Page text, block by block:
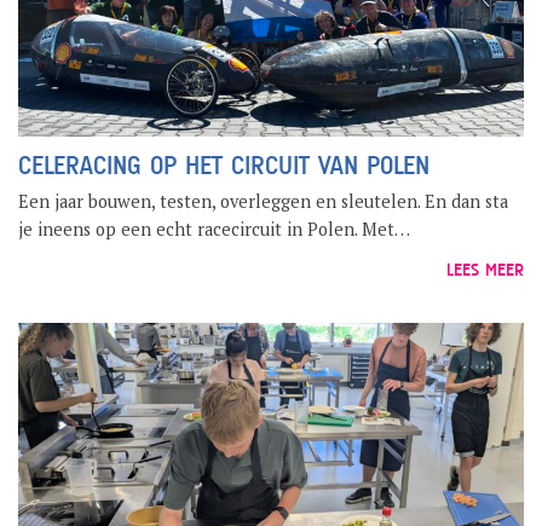
ONDERWIJS
GROEP 8 / JONG CELEANUM
CELERACING OP HET CIRCUIT VAN POLEN
Een jaar bouwen, testen, overleggen en sleutelen. En dan sta
je ineens op een echt racecircuit in Polen. Met…
LEES MEER